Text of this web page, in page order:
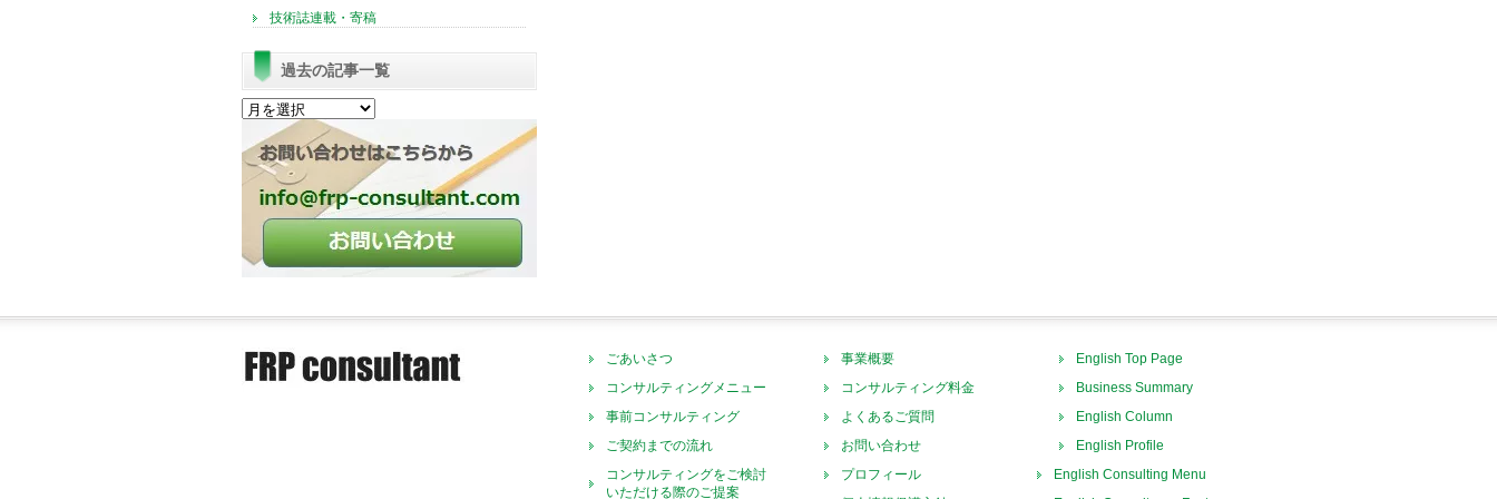
技術誌連載・寄稿
過去の記事一覧
過
去
記
事
ごあいさつ
コンサルティングメニュー
事前コンサルティング
ご契約までの流れ
コンサルティングをご検討
いただける際のご提案
事業概要
コンサルティング料金
よくあるご質問
お問い合わせ
プロフィール
English Top Page
Business Summary
English Column
English Profile
English Consulting Menu